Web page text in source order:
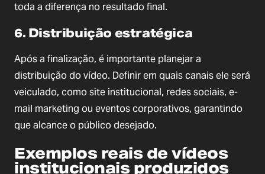
toda a diferença no resultado final.
6. Distribuição estratégica
Após a finalização, é importante planejar a
distribuição do vídeo. Definir em quais canais ele será
veiculado, como site institucional, redes sociais, e-
mail marketing ou eventos corporativos, garantindo
que alcance o público desejado.
Exemplos reais de vídeos
institucionais produzidos